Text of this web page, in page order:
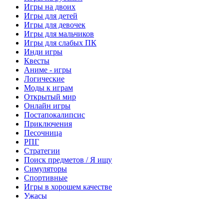
Игры на двоих
Игры для детей
Игры для девочек
Игры для мальчиков
Игры для слабых ПК
Инди игры
Квесты
Аниме - игры
Логические
Моды к играм
Открытый мир
Онлайн игры
Постапокалипсис
Приключения
Песочница
РПГ
Стратегии
Поиск предметов / Я ищу
Симуляторы
Спортивные
Игры в хорошем качестве
Ужасы